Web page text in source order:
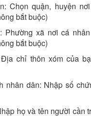
Chọn quận, huyện
bắt buộc)
Phường xã nơi cá
bắt buộc)
chỉ thôn xóm của
nhân dân: Nhập số
họ và tên người cần